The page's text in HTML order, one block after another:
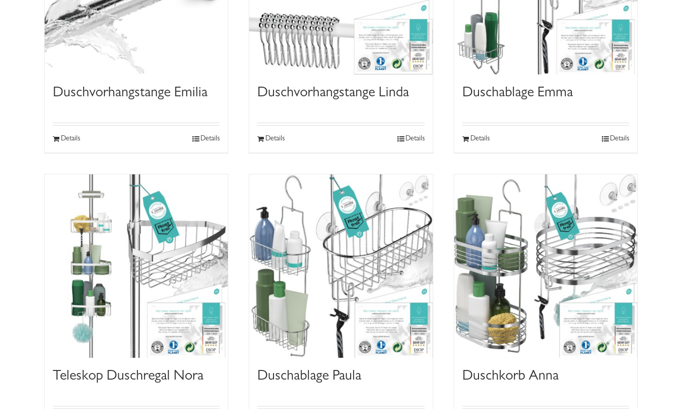
Duschvorhangstange Emilia
Details Details
Duschvorhangstange Linda
Details Details
Duschablage Emma
Details Details
Teleskop Duschregal Nora Duschablage Paula Duschkorb Anna